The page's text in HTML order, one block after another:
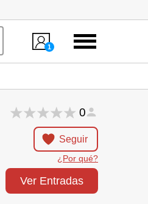
1
Menú
0
Seguir
¿Por qué?
Ver Entradas